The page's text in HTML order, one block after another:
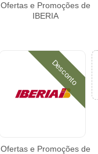
Ofertas e Promoções de
IBERIA
Desconto
Ofertas e Promoções de